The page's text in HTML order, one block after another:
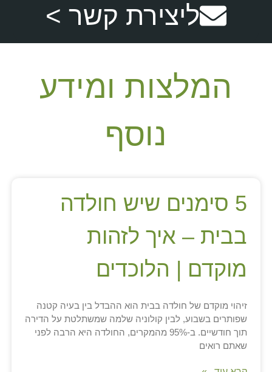
ליצירת קשר >
המלצות ומידע
נוסף
5 סימנים שיש חולדה
בבית – איך לזהות
מוקדם | הלוכדים
זיהוי מוקדם של חולדה בבית הוא ההבדל בין בעיה קטנה
שפותרים בשבוע, לבין קולוניה שלמה שמשתלטת על הדירה
תוך חודשיים. ב-95% מהמקרים, החולדה היא הרבה לפני
שאתם רואים